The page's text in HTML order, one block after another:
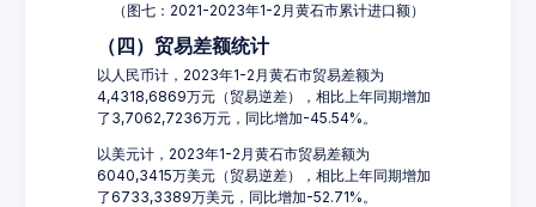
（图七：2021-2023年1-2月黄石市累计进口额）
（四）贸易差额统计
以人民币计，2023年1-2月黄石市贸易差额为
4,4318,6869万元（贸易逆差），相比上年同期增加
了3,7062,7236万元，同比增加-45.54%。
以美元计，2023年1-2月黄石市贸易差额为
6040,3415万美元（贸易逆差），相比上年同期增加
了6733,3389万美元，同比增加-52.71%。